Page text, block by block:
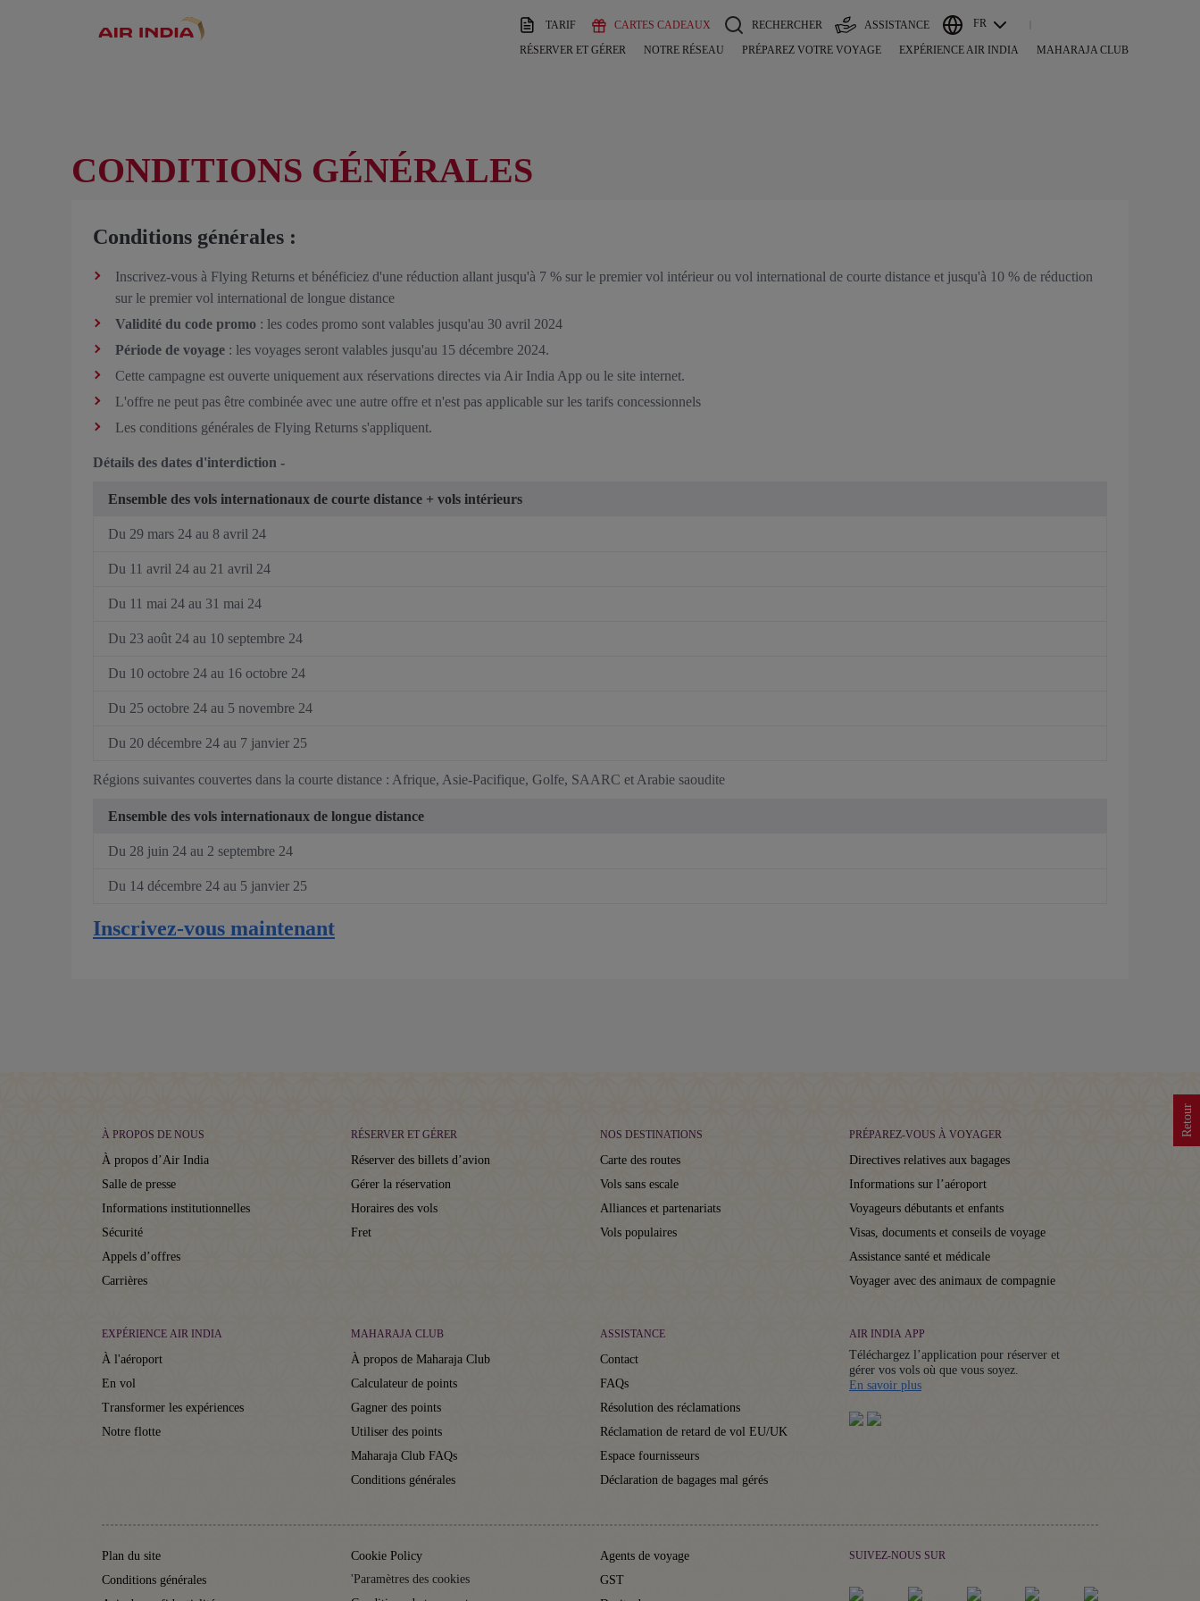
TARIF CARTES CADEAUX RECHERCHER ASSISTANCE FR
RÉSERVER ET GÉRER NOTRE RÉSEAU PRÉPAREZ VOTRE VOYAGE EXPÉRIENCE AIR INDIA MAHARAJA CLUB
Retour
CONDITIONS GÉNÉRALES
Conditions générales :
Inscrivez-vous à Flying Returns et bénéficiez d'une réduction allant jusqu'à 7 % sur le premier vol intérieur ou vol international de courte distance et jusqu'à 10 % de réduction
sur le premier vol international de longue distance
Validité du code promo : les codes promo sont valables jusqu'au 30 avril 2024
Période de voyage : les voyages seront valables jusqu'au 15 décembre 2024.
Cette campagne est ouverte uniquement aux réservations directes via Air India App ou le site internet.
L'offre ne peut pas être combinée avec une autre offre et n'est pas applicable sur les tarifs concessionnels
Les conditions générales de Flying Returns s'appliquent.
Détails des dates d'interdiction -
Ensemble des vols internationaux de courte distance + vols intérieurs
Du 29 mars 24 au 8 avril 24
Du 11 avril 24 au 21 avril 24
Du 11 mai 24 au 31 mai 24
Du 23 août 24 au 10 septembre 24
Du 10 octobre 24 au 16 octobre 24
Du 25 octobre 24 au 5 novembre 24
Du 20 décembre 24 au 7 janvier 25
Régions suivantes couvertes dans la courte distance : Afrique, Asie-Pacifique, Golfe, SAARC et Arabie saoudite
Ensemble des vols internationaux de longue distance
Du 28 juin 24 au 2 septembre 24
Du 14 décembre 24 au 5 janvier 25
Inscrivez-vous maintenant
À PROPOS DE NOUS
À propos d’Air India
Salle de presse
Informations institutionnelles
Sécurité
Appels d’offres
Carrières
RÉSERVER ET GÉRER
Réserver des billets d’avion
Gérer la réservation
Horaires des vols
Fret
NOS DESTINATIONS
Carte des routes
Vols sans escale
Alliances et partenariats
Vols populaires
PRÉPAREZ-VOUS À VOYAGER
Directives relatives aux bagages
Informations sur l’aéroport
Voyageurs débutants et enfants
Visas, documents et conseils de voyage
Assistance santé et médicale
Voyager avec des animaux de compagnie
EXPÉRIENCE AIR INDIA
À l'aéroport
En vol
Transformer les expériences
Notre flotte
MAHARAJA CLUB
À propos de Maharaja Club
Calculateur de points
Gagner des points
Utiliser des points
Maharaja Club FAQs
Conditions générales
ASSISTANCE
Contact
FAQs
Résolution des réclamations
Réclamation de retard de vol EU/UK
Espace fournisseurs
Déclaration de bagages mal gérés
AIR INDIA APP
Téléchargez l’application pour réserver et
gérer vos vols où que vous soyez.
En savoir plusDetails
Plan du site
Conditions générales
Cookie Policy
'Paramètres des cookies
Agents de voyage
GST
SUIVEZ-NOUS SUR